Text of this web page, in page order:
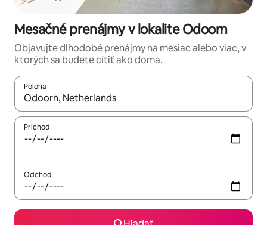
Mesačné prenájmy v lokalite Odoorn
Objavujte dlhodobé prenájmy na mesiac alebo viac, v
ktorých sa budete cítiť ako doma.
Poloha
Keď budú výsledky k dispozícii, môžete si ich prechádzať
Príchod
Odchod